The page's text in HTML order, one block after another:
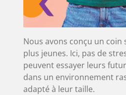
Nous avons conçu un coin
plus jeunes. Ici, pas de
peuvent essayer leurs
dans un environnement
adapté à leur taille.